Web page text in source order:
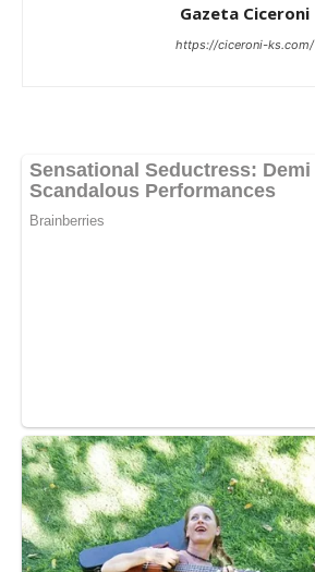
Gazeta Ciceroni
https://ciceroni-ks.com/